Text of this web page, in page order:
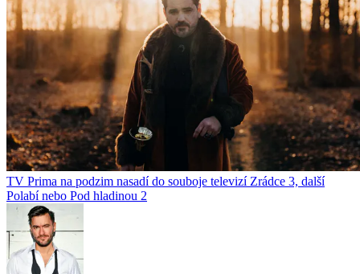
TV Prima na podzim nasadí do souboje televizí Zrádce 3, další
Polabí nebo Pod hladinou 2